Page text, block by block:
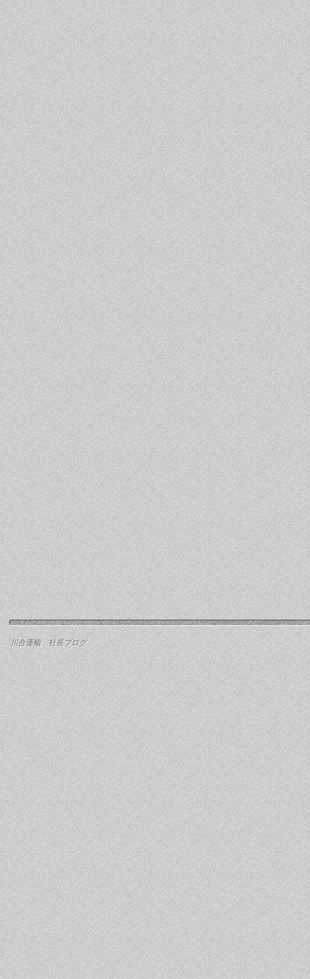
川合運輸 社長ブログ